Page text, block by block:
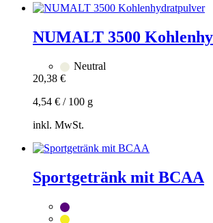
NUMALT 3500
Neutral
20,38 €
4,54 € / 100 g
inkl. MwSt.
Zum
hinzufügen
Sportgetränk mit BCAA